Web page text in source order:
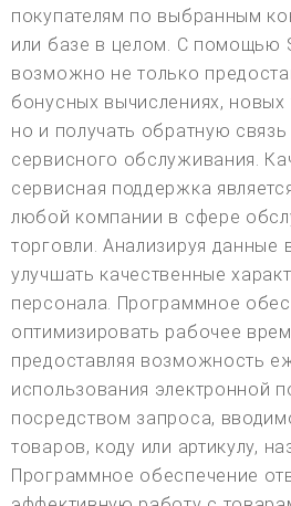
покупателям по выбранным
или базе в целом. С помощью
возможно не только
бонусных вычислениях, новых
но и получать обратную
сервисного обслуживания.
сервисная поддержка
любой компании в сфере
торговли. Анализируя данные
улучшать качественные
персонала. Программное
оптимизировать рабочее
предоставляя возможность
использования электронной
посредством запроса,
товаров, коду или артикулу,
Программное обеспечение